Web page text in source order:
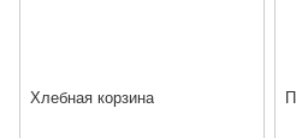
Хлебная корзина